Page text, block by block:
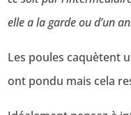
elle a la garde ou d’un
Les poules caquètent
ont pondu mais cela